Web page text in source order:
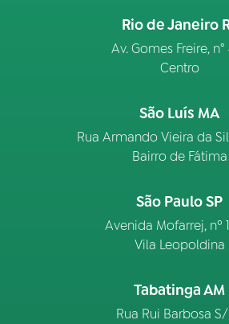
Rio de Janeiro
Av. Gomes Freire, n°
Centro
São Luís MA
Rua Armando Vieira da
Bairro de Fátima
São Paulo SP
Avenida Mofarrej, nº
Vila Leopoldina
Tabatinga AM
Rua Rui Barbosa S/